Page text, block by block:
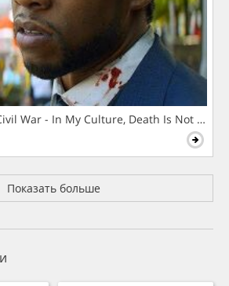
War - In My Culture, Death Is Not The
Показать больше